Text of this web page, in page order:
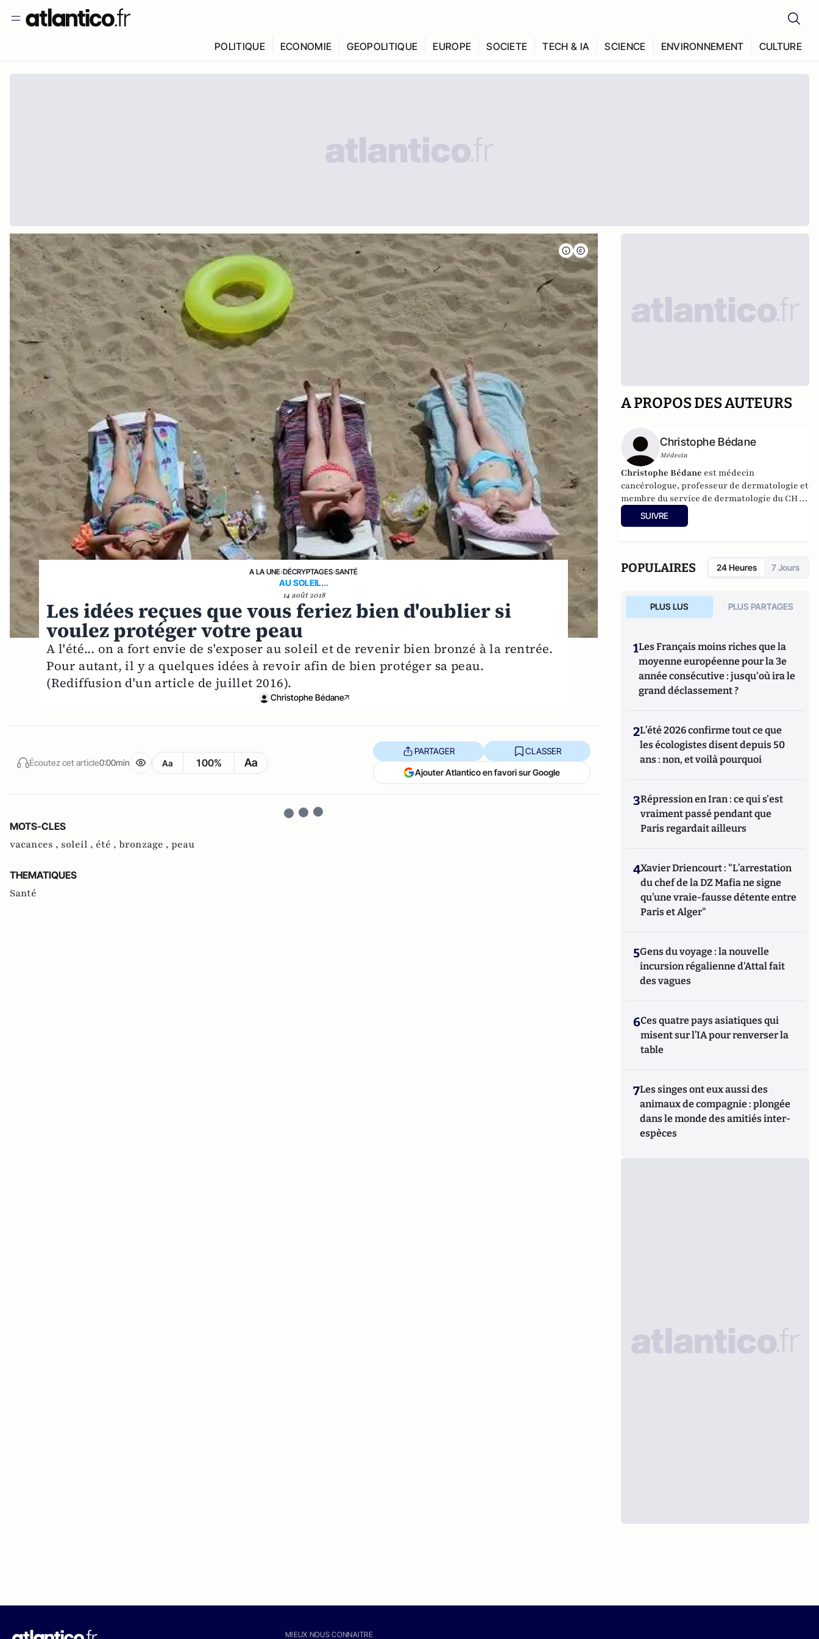
POLITIQUE ECONOMIE GEOPOLITIQUE EUROPE SOCIETE TECH & IA SCIENCE ENVIRONNEMENT CULTURE
A LA UNE›DÉCRYPTAGES›SANTÉ
AU SOLEIL...
14 août 2018
Les idées reçues que vous feriez bien d'oublier si
voulez protéger votre peau
A l'été... on a fort envie de s'exposer au soleil et de revenir bien bronzé à la rentrée.
Pour autant, il y a quelques idées à revoir afin de bien protéger sa peau.
(Rediffusion d'un article de juillet 2016).
Christophe Bédane
Écoutez cet article0:00min Aa 100% Aa
PARTAGER CLASSER
Ajouter Atlantico en favori sur Google
MOTS-CLES
vacances , soleil , été , bronzage , peau
THEMATIQUES
Santé
A PROPOS DES AUTEURS
Christophe Bédane
Médecin
Christophe Bédane est médecin
cancérologue, professeur de dermatologie et
membre du service de dermatologie du CHU
de Limoges.
SUIVRE
POPULAIRES 24 Heures 7 Jours
PLUS LUS PLUS PARTAGES
1Les Français moins riches que la
moyenne européenne pour la 3e
année consécutive : jusqu'où ira le
grand déclassement ?
2L’été 2026 confirme tout ce que
les écologistes disent depuis 50
ans : non, et voilà pourquoi
3Répression en Iran : ce qui s'est
vraiment passé pendant que
Paris regardait ailleurs
4Xavier Driencourt : "L’arrestation
du chef de la DZ Mafia ne signe
qu’une vraie-fausse détente entre
Paris et Alger"
5Gens du voyage : la nouvelle
incursion régalienne d'Attal fait
des vagues
6Ces quatre pays asiatiques qui
misent sur l’IA pour renverser la
table
7Les singes ont eux aussi des
animaux de compagnie : plongée
dans le monde des amitiés inter-
espèces
MIEUX NOUS CONNAITRE